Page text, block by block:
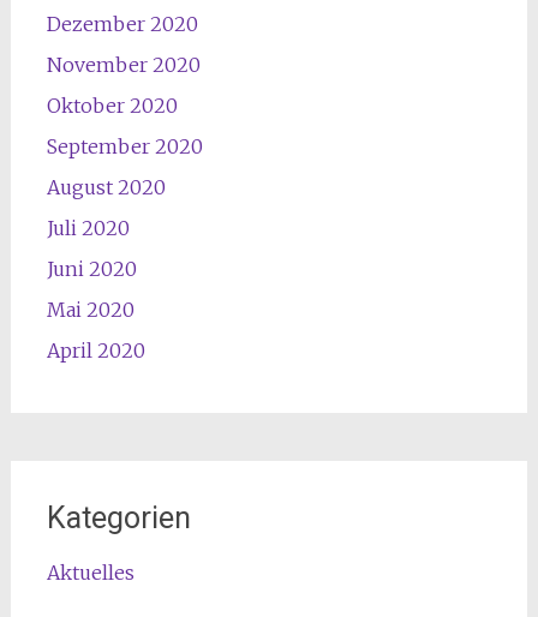
Dezember 2020
November 2020
Oktober 2020
September 2020
August 2020
Juli 2020
Juni 2020
Mai 2020
April 2020
Kategorien
Aktuelles